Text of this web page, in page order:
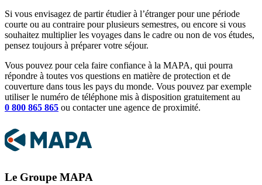
Si vous envisagez de partir étudier à l’étranger pour une période
courte ou au contraire pour plusieurs semestres, ou encore si vous
souhaitez multiplier les voyages dans le cadre ou non de vos études,
pensez toujours à préparer votre séjour.
Vous pouvez pour cela faire confiance à la MAPA, qui pourra
répondre à toutes vos questions en matière de protection et de
couverture dans tous les pays du monde. Vous pouvez par exemple
utiliser le numéro de téléphone mis à disposition gratuitement au
0 800 865 865 ou contacter une agence de proximité.
Le Groupe MAPA